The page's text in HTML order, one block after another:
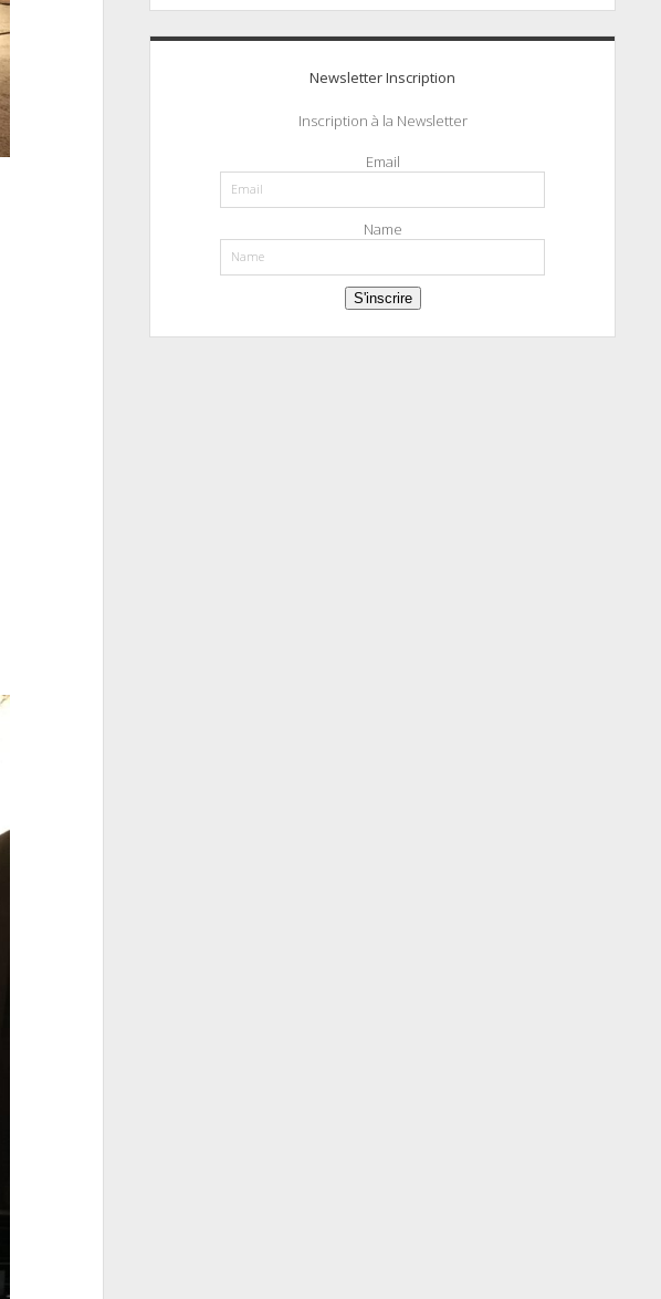
Newsletter Inscription
Inscription à la Newsletter
Email
Name
S'inscrire